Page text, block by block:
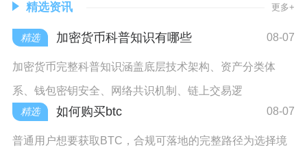
精选资讯 更多+
精选 加密货币科普知识有哪些 08-07
加密货币完整科普知识涵盖底层技术架构、资产分类体
系、钱包密钥安全、网络共识机制、链上交易逻
精选 如何购买btc 08-07
普通用户想要获取BTC，合规可落地的完整路径为选择境